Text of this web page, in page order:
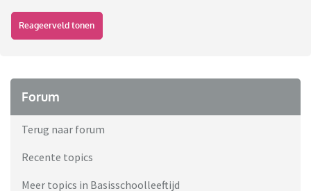
Reageerveld tonen
Forum
Terug naar forum
Recente topics
Meer topics in Basisschoolleeftijd